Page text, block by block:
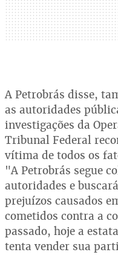
A Petrobrás disse,
as autoridades
investigações da
Tribunal Federal
vítima de todos os
"A Petrobrás segue
autoridades e
prejuízos causados
cometidos contra a
passado, hoje a
tenta vender sua